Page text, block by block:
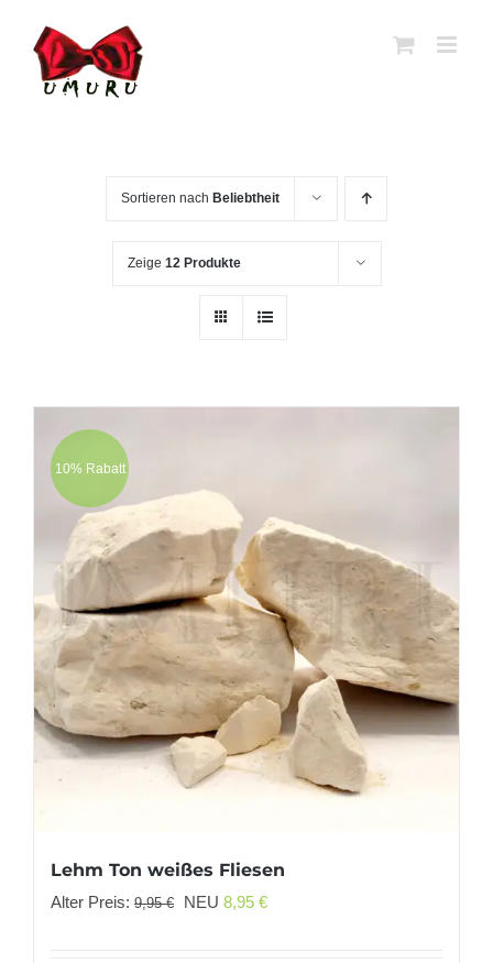
Inhalt
springen
Sortieren nach Beliebtheit
Zeige 12 Produkte
10% Rabatt
Lehm Ton weißes Fliesen
Alter Preis: 9,95€
Ursprünglicher
NEU 8,95 €Aktueller